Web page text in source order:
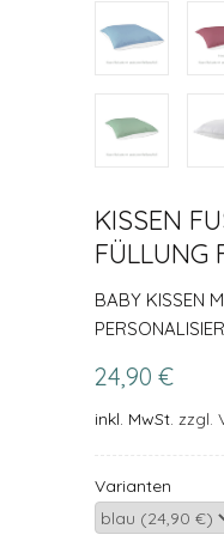
KISSEN
ÜLLUNG
BABY KISSEN
24,90 €
inkl. MwSt. zzgl.
Varianten